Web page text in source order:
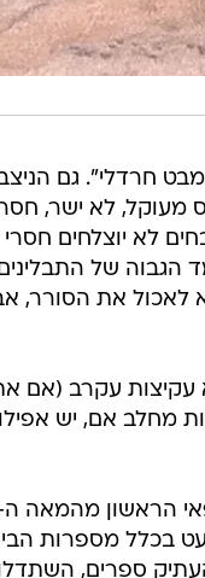
חרדלי". גם
מעוקל, לא ישר,
לא יוצלחים חסרי
הגבוה של
לאכול את הסורר,
עקיצות עקרב (אם
מחלב אם, יש
בכלל מספרות
ספרים,